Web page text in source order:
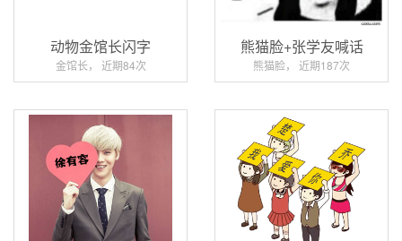
动物金馆长闪字
金馆长， 近期84次
熊猫脸+张学友喊话
熊猫脸， 近期187次